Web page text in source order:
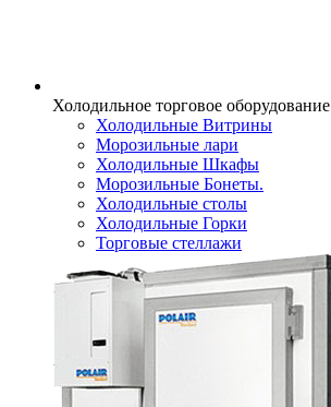
Холодильное торговое оборудование
Холодильные Витрины
Морозильные лари
Холодильные Шкафы
Морозильные Бонеты.
Холодильные столы
Холодильные Горки
Торговые стеллажи